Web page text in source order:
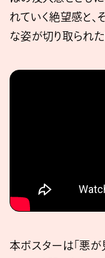
れていく絶望感と、
な姿が切り取られた
本ポスターは「悪が